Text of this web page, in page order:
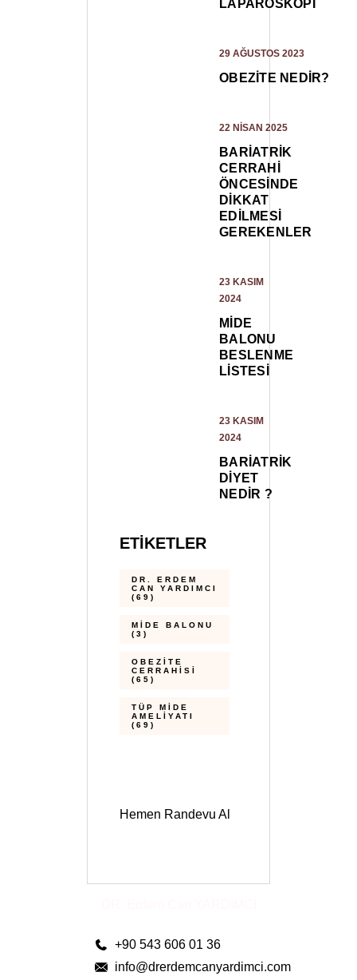
LAPAROSKOPI
OBEZITE NEDIR?
29 AĞUSTOS 2023
BARIATRIK
CERRAHI
ÖNCESINDE
DIKKAT
EDILMESI
GEREKENLER
22 NISAN 2025
MIDE
BALONU
BESLENME
LISTESI
23 KASIM
2024
BARIATRIK
DIYET
NEDIR ?
23 KASIM
2024
ETIKETLER
DR. ERDEM
CAN YARDIMCI
(69)
MIDE BALONU
(3)
OBEZITE
CERRAHISI
(65)
TÜP MIDE
AMELIYATI
(69)
Hemen Randevu Al
+90 543 606 01 36
info@drerdemcanyardimci.com